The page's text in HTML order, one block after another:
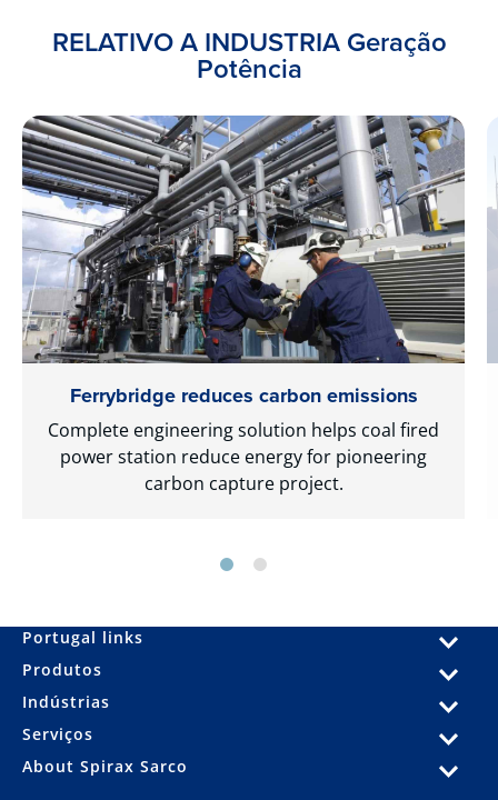
RELATIVO A INDUSTRIA Geração
Potência
Ferrybridge reduces carbon emissions
Complete engineering solution helps coal fired
power station reduce energy for pioneering
carbon capture project.
Portugal links
Produtos
Indústrias
Serviços
About Spirax Sarco